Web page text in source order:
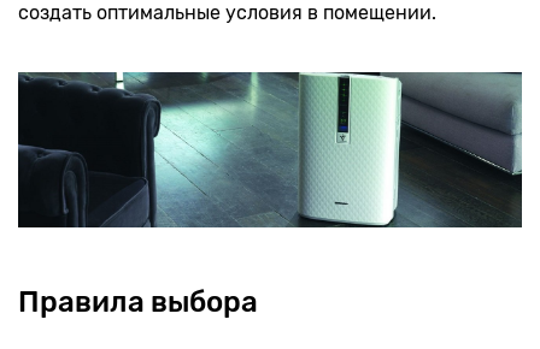
создать оптимальные условия в помещении.
Правила выбора